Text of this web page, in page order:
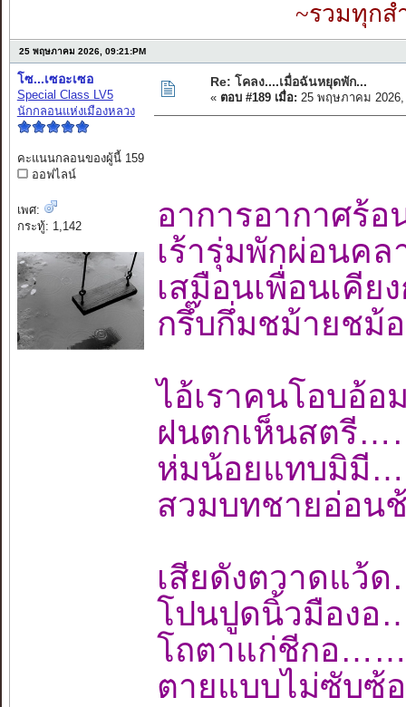
~รวมทุกส
25 พฤษภาคม 2026, 09:21:PM
โซ...เซอะเซอ
Special Class LV5
นักกลอนแห่งเมืองหลวง
คะแนนกลอนของผู้นี้ 159
ออฟไลน์
เพศ:
กระทู้: 1,142
Re: โคลง....เมื่อฉันหยุดพัก...
« ตอบ #189 เมื่อ: 25 พฤษภาคม 2026,
อาการอากาศ
เร้ารุ่มพักผ่อนค
เสมือนเพื่อนเคี
กรึ๊บกึ่มชม้ายช
ไอ้เราคนโอบ
ฝนตกเห็นสต
ห่มน้อยแทบมิ
สวมบทชายอ่อ
เสียดังตวาดแ
โปนปูดนิ้วมือง
โถตาแก่ชีกอ
ตายแบบไม่ซับ